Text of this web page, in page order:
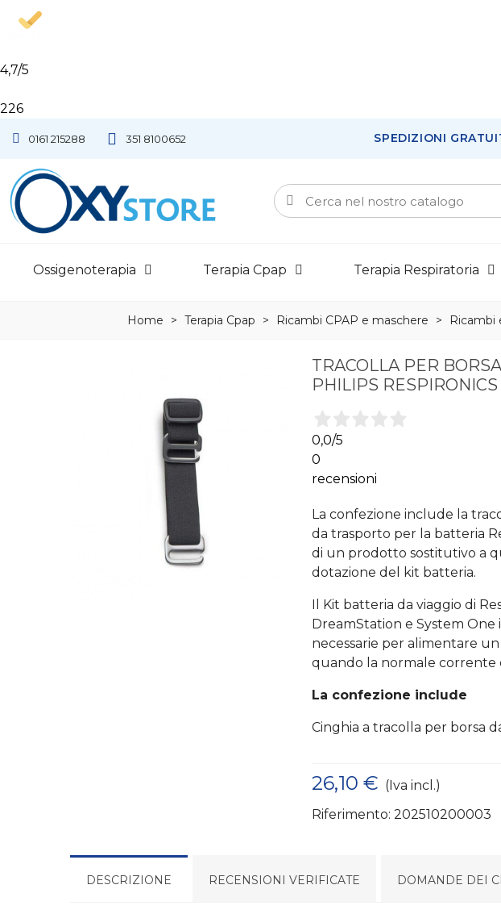
4,7/5
226
0161 215288 351 8100652 SPEDIZIONI
Ottimo
Recensioni
Ossigenoterapia Terapia Cpap Terapia Respiratoria
Home > Terapia Cpap > Ricambi CPAP e maschere > Ricambi
TRACOLLA PER
PHILIPS RESPIRONICS
0,0/5
0
recensioni
La confezione include la
da trasporto per la batteria
di un prodotto sostitutivo a
dotazione del kit batteria.
Il Kit batteria da viaggio di
DreamStation e System
necessarie per alimentare un
quando la normale corrente
La confezione include
Cinghia a tracolla per borsa
26,10 € (Iva incl.)
Riferimento: 202510200003
DESCRIZIONE RECENSIONI VERIFICATE DOMANDE DEI